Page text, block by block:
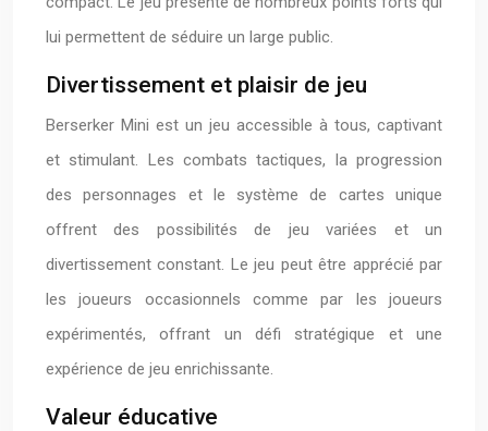
lui permettent de séduire un large public.
Divertissement et plaisir de jeu
Berserker Mini est un jeu accessible à tous, captivant
et stimulant. Les combats tactiques, la progression
des personnages et le système de cartes unique
offrent des possibilités de jeu variées et un
divertissement constant. Le jeu peut être apprécié par
les joueurs occasionnels comme par les joueurs
expérimentés, offrant un défi stratégique et une
expérience de jeu enrichissante.
Valeur éducative